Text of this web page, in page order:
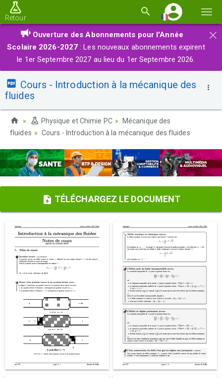
la
Retour
×
Ouverture des Abonnements pour l'Année
Scolaire 2026-2027 : Les nouveaux abonnements expirent
le 1er Septembre 2027 au lieu du 1er Septembre 2026.
Cours - Introduction à la mécanique des
fluides
Physique et Chimie PC
Mécanique des
fluides
Cours - Introduction à la mécanique des fluides
TÉLÉCHARGEZ LE DOCUMENT